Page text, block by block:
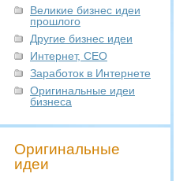
Великие бизнес идеи
прошлого
Другие бизнес идеи
Интернет, СЕО
Заработок в Интернете
Оригинальные идеи
бизнеса
Оригинальные
идеи